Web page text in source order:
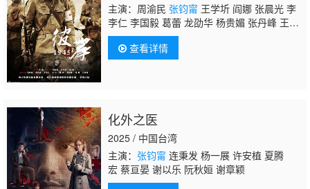
主演：周渝民 张钧甯 王学圻 阎娜 张晨光 李
李仁 李国毅 葛蕾 龙劭华 杨贵媚 张丹峰 王少
伟 吕行 谢钢 赵阳 侯长荣 宗晓军 钱漪 潘彦
妃 九孔 施诗 聂雅亮
查看详情
化外之医
2025 / 中国台湾
主演： 张钧甯 连秉发 杨一展 许安植 夏腾
宏 蔡亘晏 谢以乐 阮秋姮 谢章颖